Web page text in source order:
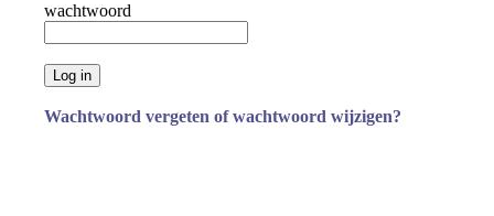
wachtwoord
Log in
Wachtwoord vergeten of wachtwoord wijzigen?